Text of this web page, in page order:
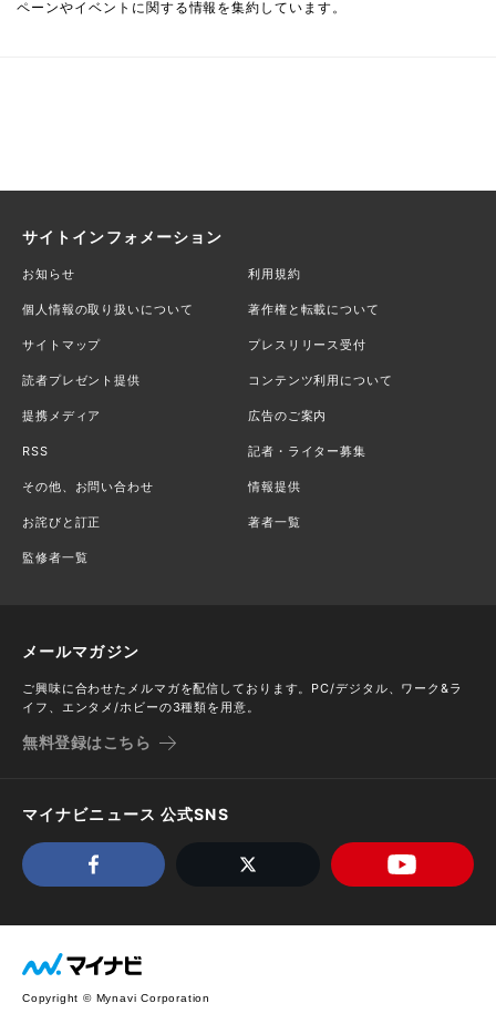
ペーンやイベントに関する情報を集約しています。
サイトインフォメーション
お知らせ 利用規約
個人情報の取り扱いについて 著作権と転載について
サイトマップ プレスリリース受付
読者プレゼント提供 コンテンツ利用について
提携メディア 広告のご案内
RSS 記者・ライター募集
その他、お問い合わせ 情報提供
お詫びと訂正 著者一覧
監修者一覧
メールマガジン
ご興味に合わせたメルマガを配信しております。PC/デジタル、ワーク&ラ
イフ、エンタメ/ホビーの3種類を用意。
無料登録はこちら
マイナビニュース 公式SNS
Copyright © Mynavi Corporation